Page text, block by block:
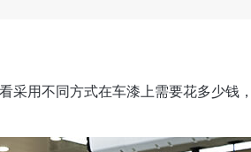
采用不同方式在车漆上需要花多少钱